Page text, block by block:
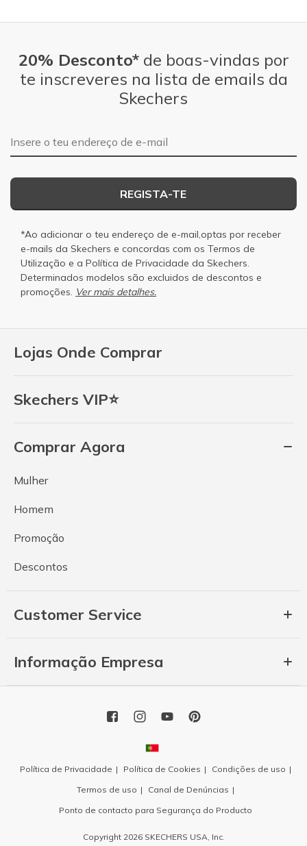
Lojas Onde Comprar
Skechers VIP⭐
Comprar Agora
Mulher
Homem
Promoção
Descontos
Customer Service
Informação Empresa
20% Desconto*de boas-vindas por
te inscreveres na lista de emails da
Skechers
Endereço de e-mail
REGISTA-TE
*Ao adicionar o teu endereço de e-mail,optas por receber
e-mails da Skechers e concordas com os Termos de
Utilização e a Política de Privacidade da Skechers.
Determinados modelos são excluidos de descontos e
promoções. Ver mais detalhes.
Política de Privacidade Política de Cookies
Condições de uso
Termos de uso
Canal de Denúncias
Ponto de contacto para Segurança do Producto
Copyright 2026 SKECHERS USA, Inc.